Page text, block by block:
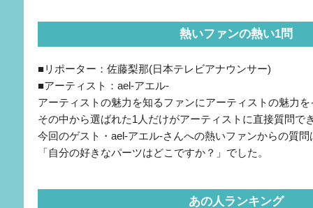
熱いファンの熱い1問
■リポーター：佐藤梨那(日本テレビアナウンサー)
■アーティスト：ael-アエル-
アーティストの魅力を知るファンにアーティストの魅力
その中から選ばれた1人だけがアーティストに直接質問で
今回のゲスト・ael-アエル-さんへの熱いファンからの質問
「自分の好きなパーツはどこですか？」でした。
あの人ランキング